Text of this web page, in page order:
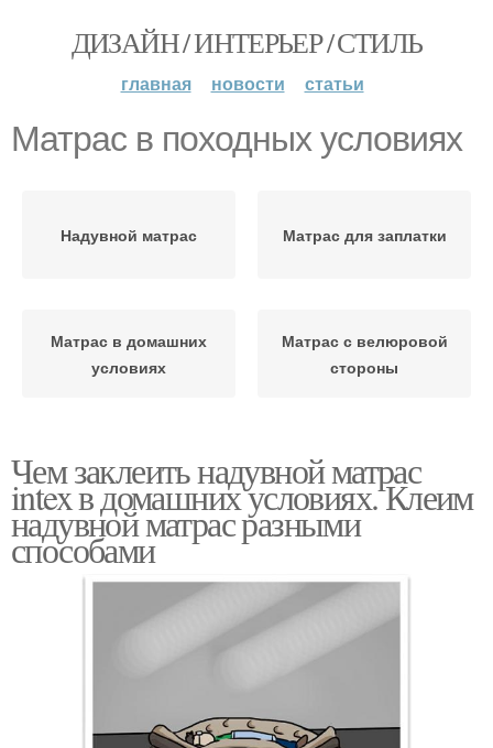
ДИЗАЙН / ИНТЕРЬЕР / СТИЛЬ
главная новости статьи
Матрас в походных условиях
Надувной матрас Матрас для заплатки
Матрас в домашних
условиях
Матрас с велюровой
стороны
Чем заклеить надувной матрас
intex в домашних условиях. Клеим
надувной матрас разными
способами